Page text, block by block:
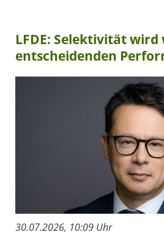
LFDE: Selektivität wird
entscheidenden
30.07.2026, 10:09 Uhr